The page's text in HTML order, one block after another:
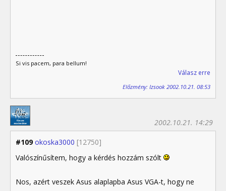
Si vis pacem, para bellum!
Válasz erre
Előzmény: Izsook 2002.10.21. 08:53
#109 okoska3000 [12750]
2002.10.21. 14:29
Valószínűsítem, hogy a kérdés hozzám szólt
Nos, azért veszek Asus alaplapba Asus VGA-t, hogy ne